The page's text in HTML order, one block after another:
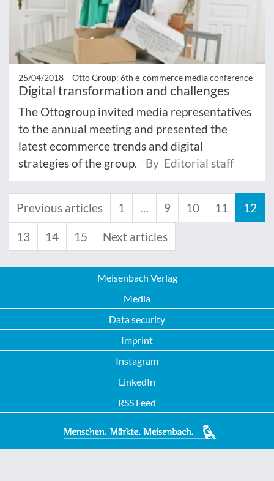
25/04/2018 – Otto Group: 6th e-commerce media conference
Digital transformation and challenges
The Ottogroup invited media representatives
to the annual meeting and presented the
latest ecommerce trends and digital
strategies of the group.
By Editorial staff
Previous articles 1 … 9 10 11 12
13 14 15 Next articles
Meisenbach Verlag
Media
Data security
Imprint
Instagram
LinkedIn
RSS Feed